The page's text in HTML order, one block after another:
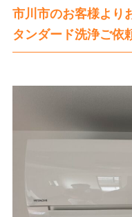
市川市のお客様より
タンダード洗浄ご依